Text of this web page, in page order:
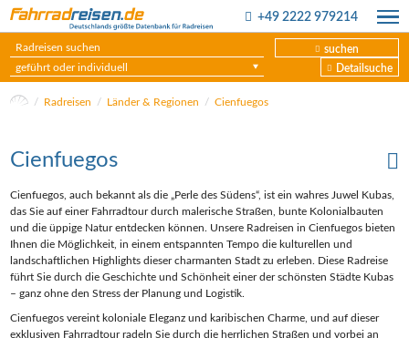
+49 2222 979214
suchen
geführt oder individuell
Detailsuche
Radreisen Länder & Regionen Cienfuegos
Cienfuegos
Cienfuegos, auch bekannt als die „Perle des Südens“, ist ein wahres Juwel Kubas,
das Sie auf einer Fahrradtour durch malerische Straßen, bunte Kolonialbauten
und die üppige Natur entdecken können. Unsere Radreisen in Cienfuegos bieten
Ihnen die Möglichkeit, in einem entspannten Tempo die kulturellen und
landschaftlichen Highlights dieser charmanten Stadt zu erleben. Diese Radreise
führt Sie durch die Geschichte und Schönheit einer der schönsten Städte Kubas
– ganz ohne den Stress der Planung und Logistik.
Cienfuegos vereint koloniale Eleganz und karibischen Charme, und auf dieser
exklusiven Fahrradtour radeln Sie durch die herrlichen Straßen und vorbei an